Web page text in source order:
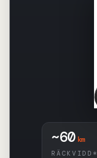
~60 km
RÄCKVIDD*